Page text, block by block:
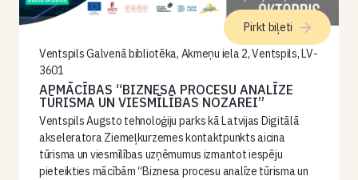
Ventspils Galvenā bibliotēka, Akmeņu iela 2, Ventspils, LV-
3601
APMĀCĪBAS “BIZNESA PROCESU ANALĪZE
TŪRISMA UN VIESMĪLĪBAS NOZAREI”
Ventspils Augsto tehnoloģiju parks kā Latvijas Digitālā
akseleratora Ziemeļkurzemes kontaktpunkts aicina
tūrisma un viesmīlības uzņēmumus izmantot iespēju
pieteikties mācībām “Biznesa procesu analīze tūrisma un
Pirkt biļeti